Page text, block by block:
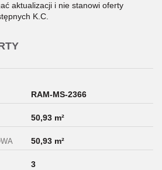
aktualizacji i nie stanowi oferty
K.C.
RAM-MS-2366
50,93 m²
50,93 m²
3